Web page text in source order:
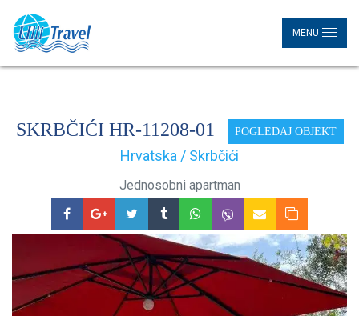
MENU
SKRBČIĆI HR-11208-01 POGLEDAJ OBJEKT
Hrvatska / Skrbčići
Jednosobni apartman